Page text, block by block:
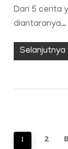
Dari 5 cerita
diantaranya…
Selanjutnya
1 2